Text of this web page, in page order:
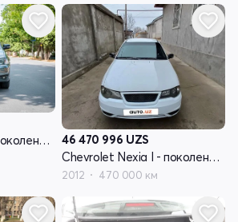
Chevrolet Nexia I - поколение рестайлинг
46 470 996 UZS
Chevrolet Nexia I - поколение рестайлинг
2012 470 000 км